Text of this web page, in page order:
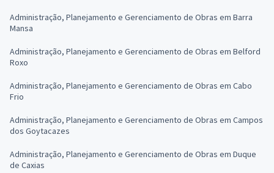
Administração, Planejamento e Gerenciamento de Obras em Barra
Mansa
Administração, Planejamento e Gerenciamento de Obras em Belford
Roxo
Administração, Planejamento e Gerenciamento de Obras em Cabo
Frio
Administração, Planejamento e Gerenciamento de Obras em Campos
dos Goytacazes
Administração, Planejamento e Gerenciamento de Obras em Duque
de Caxias